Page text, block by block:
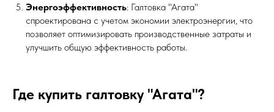
Энергоэффективность: Галтовка "Агата"
спроектирована с учетом экономии электроэнергии, что
позволяет оптимизировать производственные затраты и
улучшить общую эффективность работы.
Где купить галтовку "Агата"?